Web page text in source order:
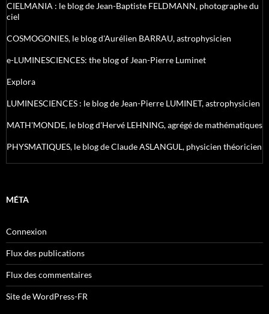
CIELMANIA : le blog de Jean-Baptiste FELDMANN, photographe du
ciel
COSMOGONIES, le blog d'Aurélien BARRAU, astrophysicien
e-LUMINESCIENCES: the blog of Jean-Pierre Luminet
Explora
LUMINESCIENCES : le blog de Jean-Pierre LUMINET, astrophysicien
MATH'MONDE, le blog d'Hervé LEHNING, agrégé de mathématiques
PHYSMATIQUES, le blog de Claude ASLANGUL, physicien théoricien
MÉTA
Connexion
Flux des publications
Flux des commentaires
Site de WordPress-FR